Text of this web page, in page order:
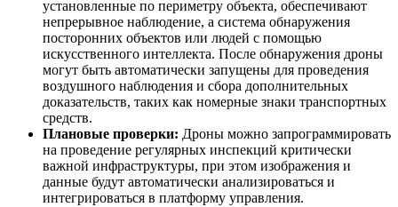
установленные по периметру объекта, обеспечивают
непрерывное наблюдение, а система обнаружения
посторонних объектов или людей с помощью
искусственного интеллекта. После обнаружения дроны
могут быть автоматически запущены для проведения
воздушного наблюдения и сбора дополнительных
доказательств, таких как номерные знаки транспортных
средств.
Плановые проверки: Дроны можно запрограммировать
на проведение регулярных инспекций критически
важной инфраструктуры, при этом изображения и
данные будут автоматически анализироваться и
интегрироваться в платформу управления.